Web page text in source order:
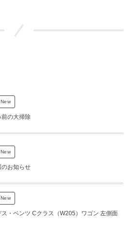
前の大掃除
のお知らせ
ス・ベンツ Cクラス（W205）ワゴン 左側面